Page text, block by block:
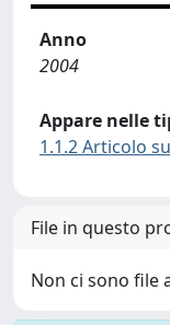
Anno
2004
Appare nelle
1.1.2 Articolo
File in questo
Non ci sono file